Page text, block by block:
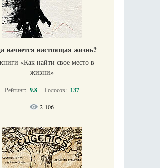
начнется настоящая жизнь?
«Как найти свое место в
жизни​»
Рейтинг: 9.8 Голосов: 137
2 106